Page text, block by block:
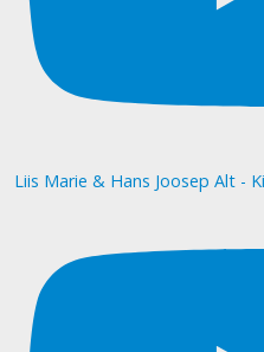
Liis Marie & Hans Joosep Alt -